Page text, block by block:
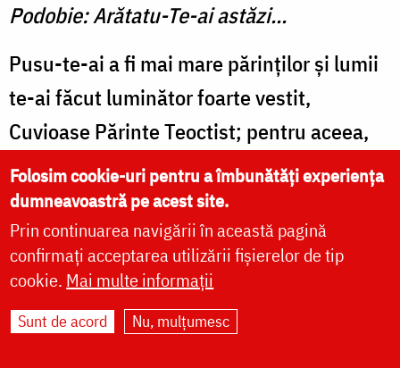
Podobie: Arătatu-Te-ai astăzi...
Pusu-te-ai a fi mai mare părinţilor şi lumii
te-ai făcut luminător foarte vestit,
Cuvioase Părinte Teoctist; pentru aceea,
neîncetat cinstim pomenirea ta.
SEDELNA Preasfintei Născătoare de
Dumnezeu
Folosim cookie-uri pentru a îmbunătăți experiența
dumneavoastră pe acest site.
Prin continuarea navigării în această pagină
confirmați acceptarea utilizării fișierelor de tip
cookie. Mai multe informații
Sunt de acord Nu, mulțumesc